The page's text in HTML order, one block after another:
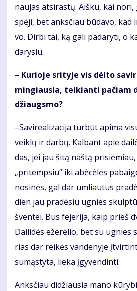
nau­jas at­si­ras­tų. Aiš­ku, kai no­ri,
spė­ji, bet anks­čiau bū­da­vo,
vo. Dir­bi tai, ką ga­li pa­da­ry­ti, o
da­ry­siu.
– Ku­rio­je sri­ty­je vis dėl­to
min­giau­sia, tei­kian­ti pa­čiam
džiaugs­mo?
–Sa­vi­re­a­li­za­ci­ja tur­būt ap­ima
veik­lų ir dar­bų. Kal­bant apie
das, jei jau ši­tą naš­tą
„pritemp­siu“ iki abė­cė­lės
no­si­nės, gal dar um­liau­tus
dien jau pra­dė­siu ug­nies
šven­tei. Bus fe­je­ri­ja, kaip prieš
Dai­li­dės eže­rė­lio, bet su
rias dar rei­kės van­de­nyje
sumąstyta, lieka įgyvendinti.
Anks­čiau di­džiau­sia ma­no